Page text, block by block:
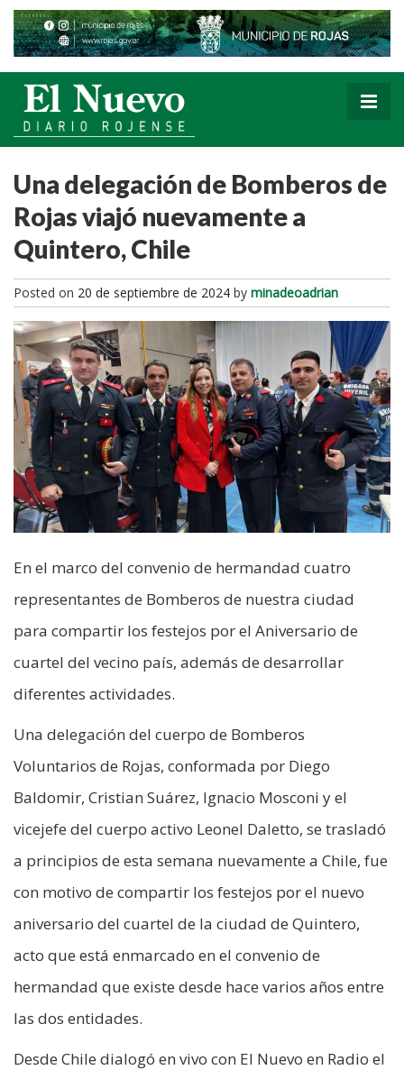
Una delegación de Bomberos de
Rojas viajó nuevamente a
Quintero, Chile
Posted on 20 de septiembre de 2024 by minadeoadrian
En el marco del convenio de hermandad cuatro
representantes de Bomberos de nuestra ciudad
para compartir los festejos por el Aniversario de
cuartel del vecino país, además de desarrollar
diferentes actividades.
Una delegación del cuerpo de Bomberos
Voluntarios de Rojas, conformada por Diego
Baldomir, Cristian Suárez, Ignacio Mosconi y el
vicejefe del cuerpo activo Leonel Daletto, se trasladó
a principios de esta semana nuevamente a Chile, fue
con motivo de compartir los festejos por el nuevo
aniversario del cuartel de la ciudad de Quintero,
acto que está enmarcado en el convenio de
hermandad que existe desde hace varios años entre
las dos entidades.
Desde Chile dialogó en vivo con El Nuevo en Radio el